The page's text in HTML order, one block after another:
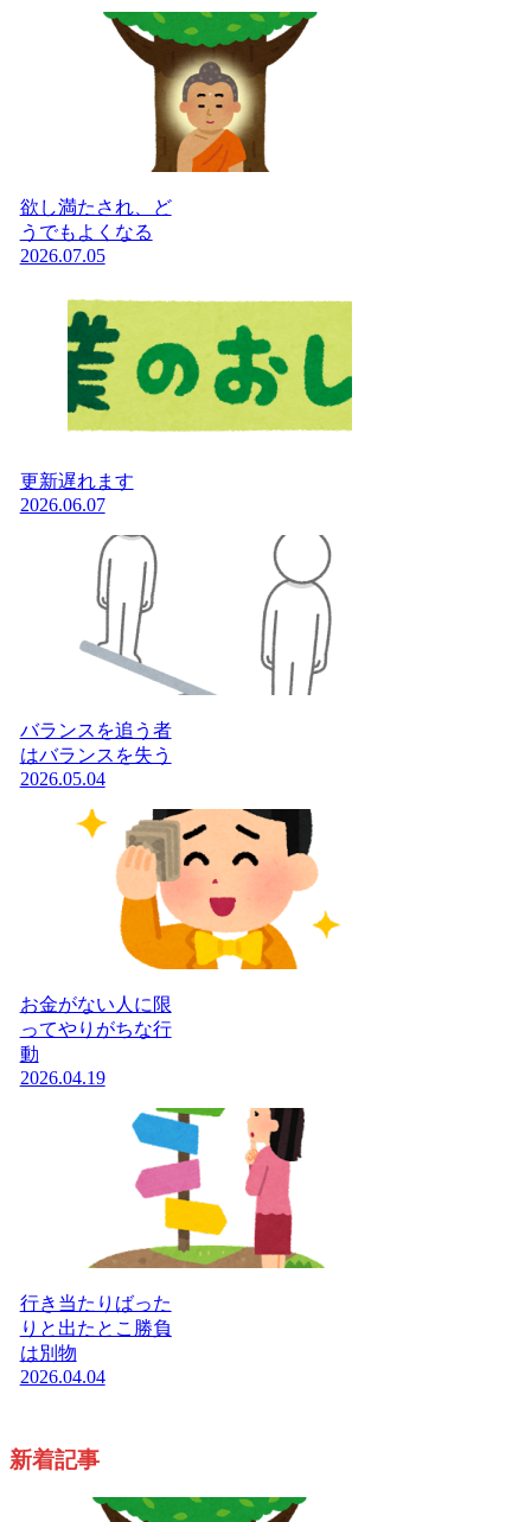
欲し満たされ、ど
うでもよくなる
2026.07.05
更新遅れます
2026.06.07
バランスを追う者
はバランスを失う
2026.05.04
お金がない人に限
ってやりがちな行
動
2026.04.19
行き当たりばった
りと出たとこ勝負
は別物
2026.04.04
新着記事